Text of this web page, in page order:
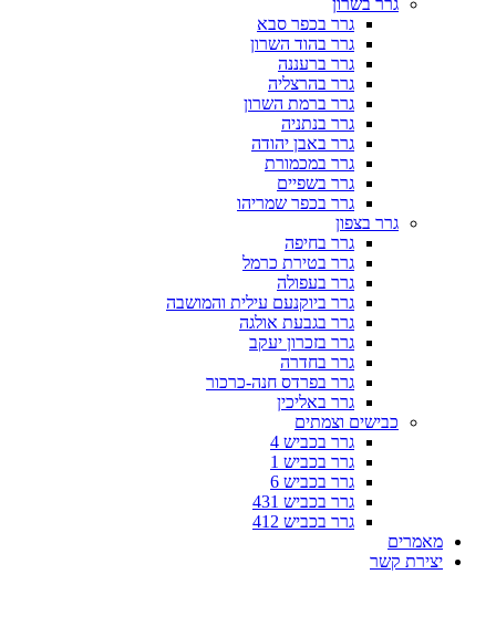
גרר בשרון
גרר בכפר סבא
גרר בהוד השרון
גרר ברעננה
גרר בהרצליה
גרר ברמת השרון
גרר בנתניה
גרר באבן יהודה
גרר במכמורת
גרר בשפיים
גרר בכפר שמריהו
גרר בצפון
גרר בחיפה
גרר בטירת כרמל
גרר בעפולה
גרר ביוקנעם עילית והמושבה
גרר בגבעת אולגה
גרר בזכרון יעקב
גרר בחדרה
גרר בפרדס חנה-כרכור
גרר באליכין
כבישים וצמתים
גרר בכביש 4
גרר בכביש 1
גרר בכביש 6
גרר בכביש 431
גרר בכביש 412
מאמרים
יצירת קשר